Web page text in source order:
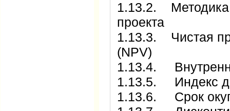
1.13.2. Методика
проекта
1.13.3. Чистая
(NPV)
1.13.4.
1.13.5. Индекс
1.13.6. Срок